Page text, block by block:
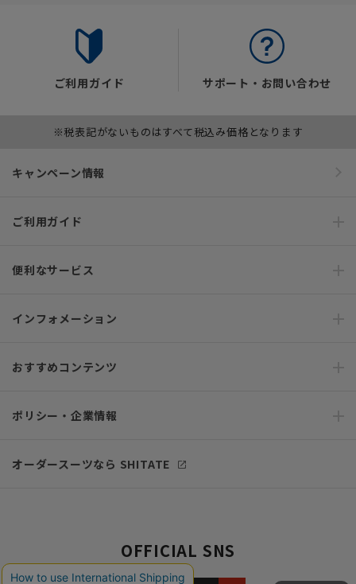
ご利用ガイド サポート・お問い合わせ
※税表記がないものはすべて税込み価格となります
キャンペーン情報
ご利用ガイド
便利なサービス
インフォメーション
おすすめコンテンツ
ポリシー・企業情報
オーダースーツなら SHITATE
OFFICIAL SNS